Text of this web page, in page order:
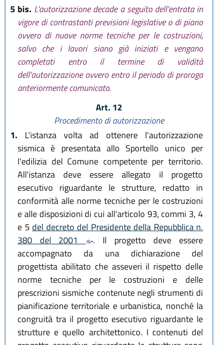
5 bis. L'autorizzazione decade a seguito dell'entrata in
vigore di contrastanti previsioni legislative o di piano
ovvero di nuove norme tecniche per le costruzioni,
salvo che i lavori siano già iniziati e vengano
completati entro il termine di validità
dell'autorizzazione ovvero entro il periodo di proroga
anteriormente comunicato.
Art. 12
Procedimento di autorizzazione
1. L'istanza volta ad ottenere l'autorizzazione
sismica è presentata allo Sportello unico per
l'edilizia del Comune competente per territorio.
All'istanza deve essere allegato il progetto
esecutivo riguardante le strutture, redatto in
conformità alle norme tecniche per le costruzioni
e alle disposizioni di cui all'articolo 93, commi 3, 4
e 5 del decreto del Presidente della Repubblica n.
380 del 2001
. Il progetto deve essere
accompagnato da una dichiarazione del
progettista abilitato che asseveri il rispetto delle
norme tecniche per le costruzioni e delle
prescrizioni sismiche contenute negli strumenti di
pianificazione territoriale e urbanistica, nonché la
congruità tra il progetto esecutivo riguardante le
strutture e quello architettonico. I contenuti del